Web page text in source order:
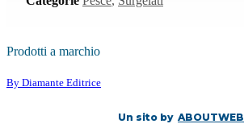
Prodotti a marchio
By Diamante Editrice
Un sito by ABOUTWEB